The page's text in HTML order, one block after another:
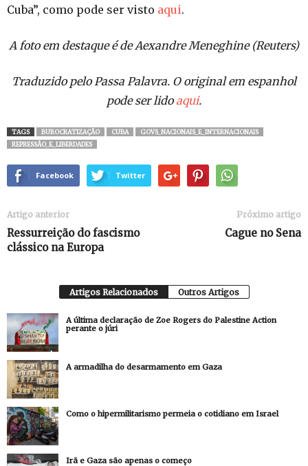
Cuba”, como pode ser visto aqui.
A foto em destaque é deAexandre Meneghine (Reuters)
Traduzido pelo Passa Palavra. O original em espanhol
pode ser lido aqui.
TAGS BUROCRATIZAÇÃO CUBA
GOVS_NACIONAIS_E_INTERNACIONAIS
REPRESSÃO_E_LIBERDADES
Facebook Twitter
Artigo anterior
Ressurreição do fascismo
clássico na Europa
Próximo artigo
Cague no Sena
Artigos Relacionados Outros Artigos
A última declaração de Zoe Rogers do Palestine Action
perante o júri
A armadilha do desarmamento em Gaza
Como o hipermilitarismo permeia o cotidiano em Israel
Irã e Gaza são apenas o começo